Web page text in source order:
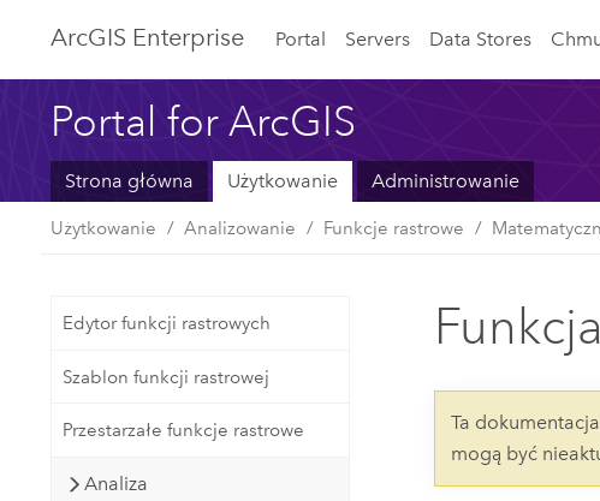
ArcGIS Enterprise Portal Servers Data Stores
Portal for ArcGIS
Strona główna Użytkowanie Administrowanie
Użytkowanie Analizowanie Funkcje rastrowe
Edytor funkcji rastrowych
Szablon funkcji rastrowej
Przestarzałe funkcje rastrowe
Analiza
Ta
mogą być